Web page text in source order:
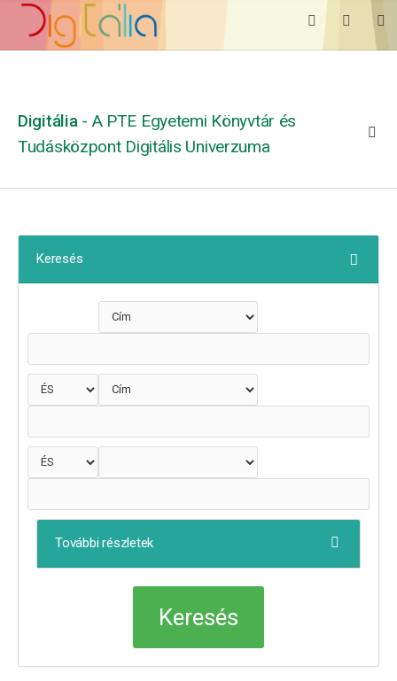
Digitália - A PTE Egyetemi Könyvtár és
Tudásközpont Digitális Univerzuma
Keresés
További részletek